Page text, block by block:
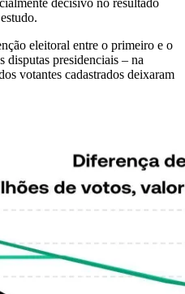
decisivo no resultado
eleitoral entre o primeiro e o
disputas presidenciais – na
votantes cadastrados deixaram